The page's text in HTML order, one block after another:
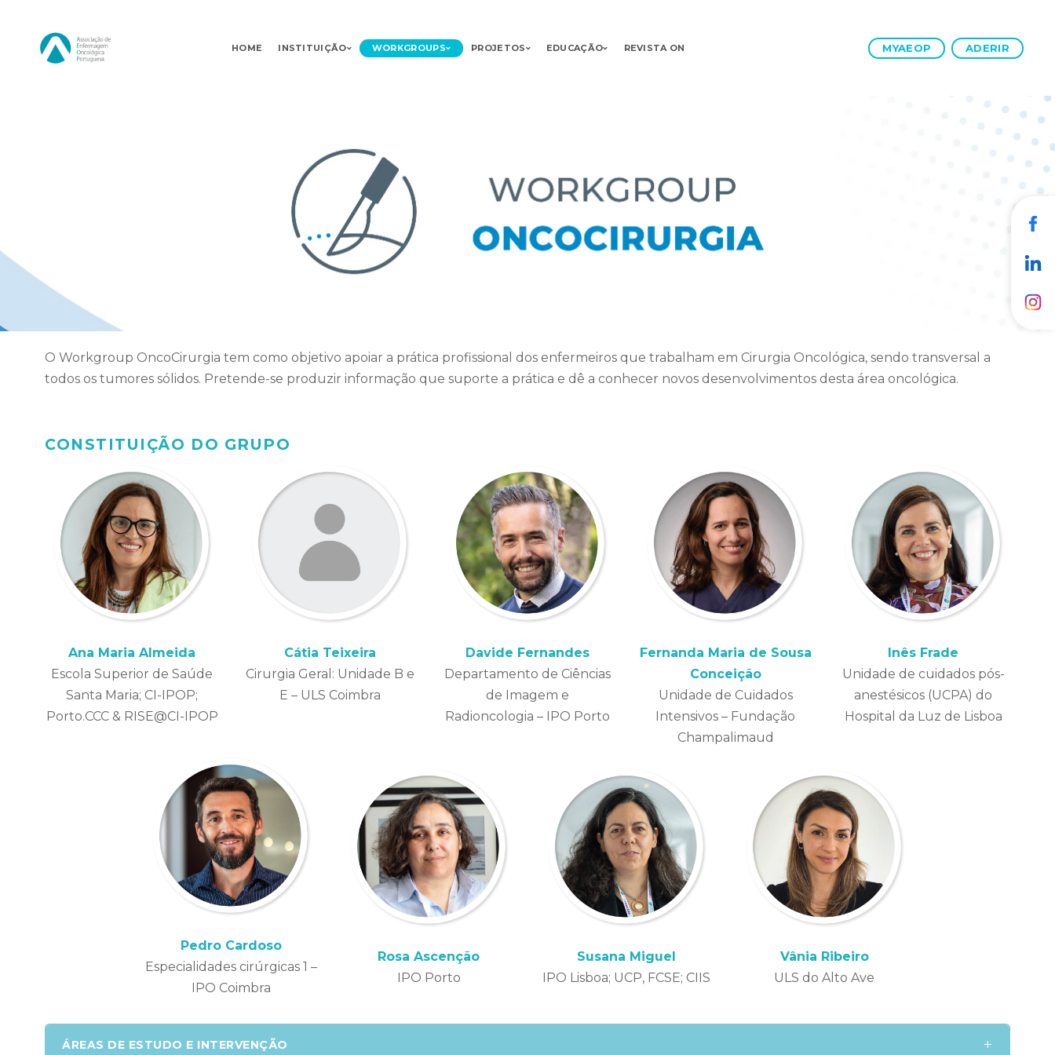
Skip
Navigation
HOME INSTITUIÇÃO WORKGROUPS PROJETOS EDUCAÇÃO REVISTA ON MYAEOP ADERIR
O Workgroup OncoCirurgia tem como objetivo apoiar a prática profissional dos enfermeiros que trabalham em Cirurgia Oncológica, sendo transversal a
todos os tumores sólidos. Pretende-se produzir informação que suporte a prática e dê a conhecer novos desenvolvimentos desta área oncológica.
CONSTITUIÇÃO DO GRUPO
Ana Maria Almeida
Escola Superior de Saúde
Santa Maria; CI-IPOP;
Porto.CCC & RISE@CI-IPOP
Cátia Teixeira
Cirurgia Geral: Unidade B e
E – ULS Coimbra
Davide Fernandes
Departamento de Ciências
de Imagem e
Radioncologia – IPO Porto
Fernanda Maria de Sousa
Conceição
Unidade de Cuidados
Intensivos – Fundação
Champalimaud
Inês Frade
Unidade de cuidados pós-
anestésicos (UCPA) do
Hospital da Luz de Lisboa
Pedro Cardoso
Especialidades cirúrgicas 1 –
IPO Coimbra
Rosa Ascenção
IPO Porto
Susana Miguel
IPO Lisboa; UCP, FCSE; CIIS
Vânia Ribeiro
ULS do Alto Ave
ÁREAS DE ESTUDO E INTERVENÇÃO +